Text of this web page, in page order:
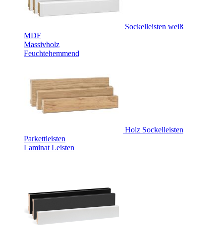
Sockelleisten weiß
MDF
Massivholz
Feuchtehemmend
Holz Sockelleisten
Parkettleisten
Laminat Leisten